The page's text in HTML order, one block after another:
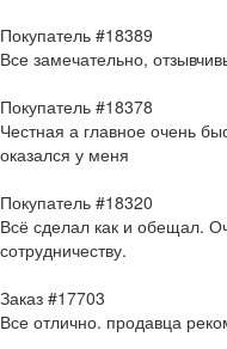
Покупатель #18389
Все замечательно,
Покупатель #18378
Честная а главное очень
оказался у меня
Покупатель #18320
Всё сделал как и обещал.
сотрудничеству.
Заказ #17703
Все отлично. продавца